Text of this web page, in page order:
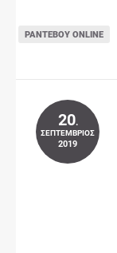
ΡΑΝΤΕΒΟΎ ONLINE
20.
ΣΕΠΤΈΜΒΡΙΟΣ
2019